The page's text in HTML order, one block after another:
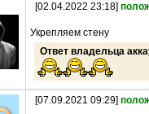
[02.04.2022 23:18]
Укрепляем стену
Ответ владельца
[07.09.2021 09:29]